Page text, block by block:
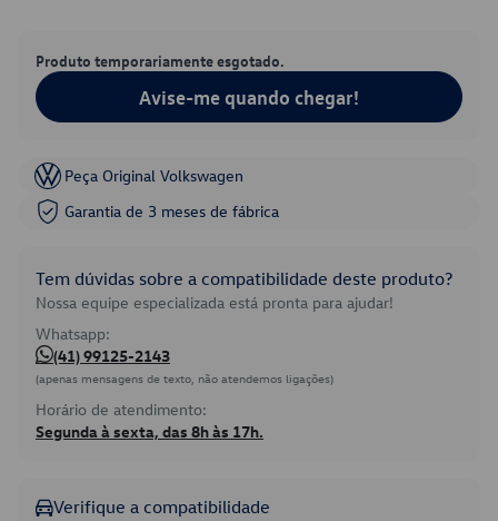
Produto temporariamente esgotado.
Avise-me quando chegar!
Peça Original Volkswagen
Garantia de 3 meses de fábrica
Tem dúvidas sobre a compatibilidade deste produto?
Nossa equipe especializada está pronta para ajudar!
Whatsapp:
(41) 99125-2143
(apenas mensagens de texto, não atendemos ligações)
Horário de atendimento:
Segunda à sexta, das 8h às 17h.
Verifique a compatibilidade